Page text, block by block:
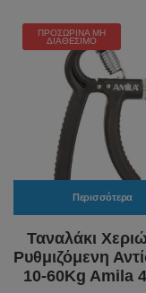
ΠΡΟΣΩΡΙΝΆ ΜΗ
ΔΙΑΘΈΣΙΜΟ
Περισσότερα
Ταναλάκι
Ρυθμιζόμενη
10-60Kg Amila